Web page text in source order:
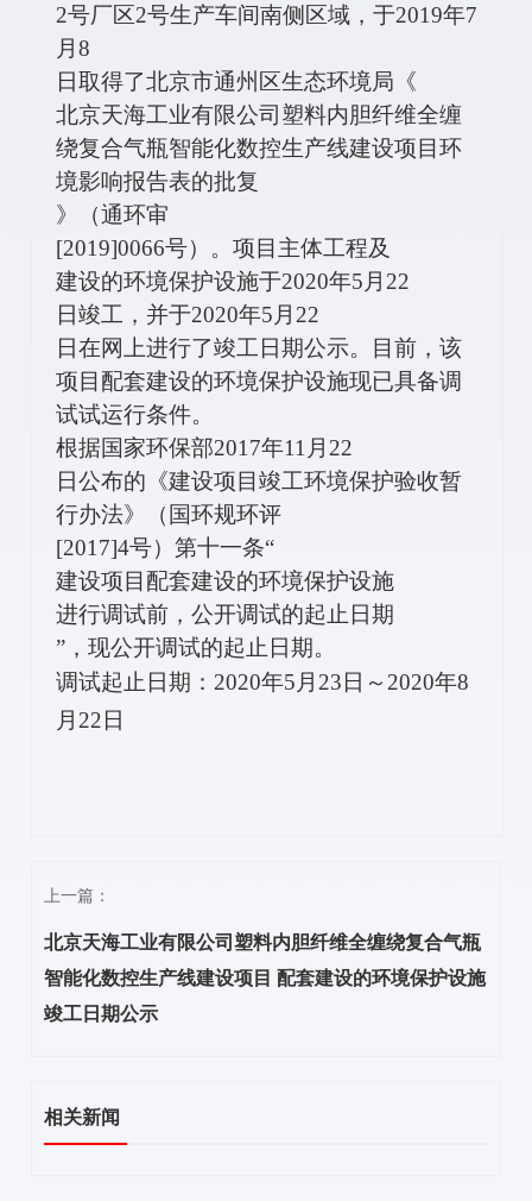
2号厂区2号生产车间南侧区域，于2019年7
月8
日取得了北京市通州区生态环境局《
北京天海工业有限公司塑料内胆纤维全缠
绕复合气瓶智能化数控生产线建设项目环
境影响报告表的批复
》（通环审
[2019]0066号）。项目主体工程及
建设的环境保护设施于2020年5 月 22
日竣工，并于2020年5 月 22
日在网上进行了竣工日期公示。目前，该
项目配套建设的环境保护设施现已具备调
试试运行条件。
根据国家环保部2017年11 月 22
日公布的《建设项目竣工环境保护验收暂
行办法》（国环规环评
[2017]4号）第十一条“
建设项目配套建设的环境保护设施
进行调试前，公开调试的起止日期
” ，现公开调试的起止日期。
调试起止日期： 2020年5 月 23日～ 2020年8
月 22日
上一篇：
北京天海工业有限公司塑料内胆纤维全缠绕复合气瓶
智能化数控生产线建设项目 配套建设的环境保护设施
竣工日期公示
相关新闻